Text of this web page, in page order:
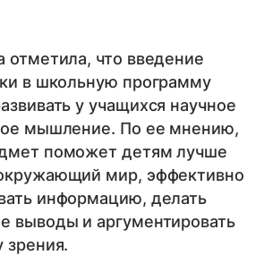
отметила, что введение
в школьную программу
у учащихся научное
мышление. По ее мнению,
поможет детям лучше
мир, эффективно
информацию, делать
выводы и аргументировать
зрения.